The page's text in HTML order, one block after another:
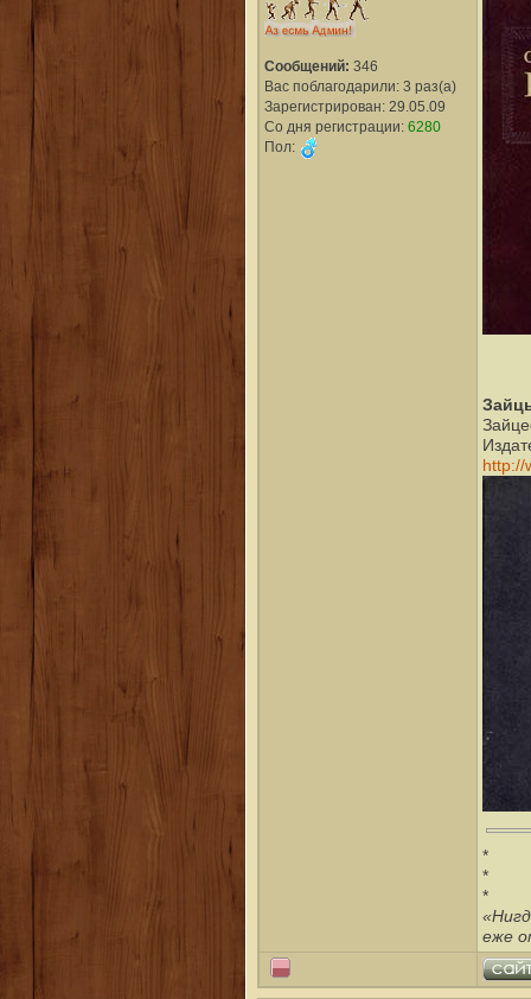
Сообщений: 346
Вас поблагодарили: 3 раз(а)
Зарегистрирован: 29.05.09
Со дня регистрации: 6280
Пол:
http://
*
*
*
еже